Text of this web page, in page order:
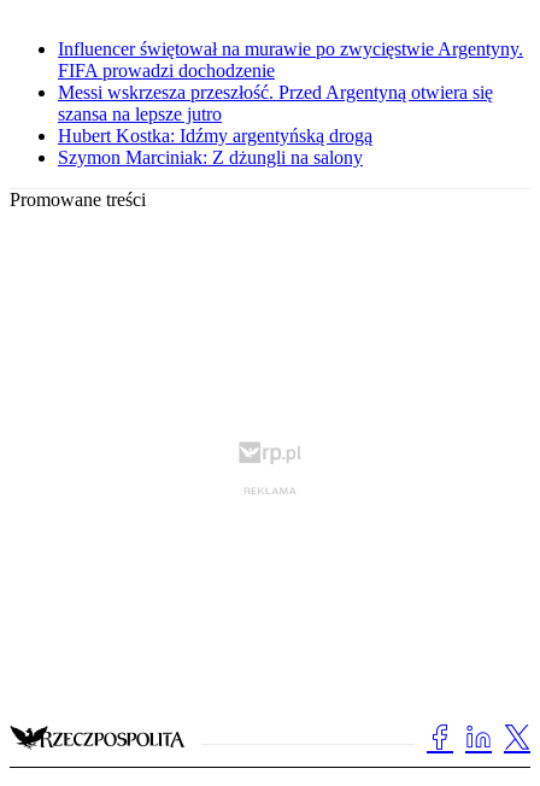
Influencer świętował na murawie po zwycięstwie Argentyny.
FIFA prowadzi dochodzenie
Messi wskrzesza przeszłość. Przed Argentyną otwiera się
szansa na lepsze jutro
Hubert Kostka: Idźmy argentyńską drogą
Szymon Marciniak: Z dżungli na salony
Promowane treści